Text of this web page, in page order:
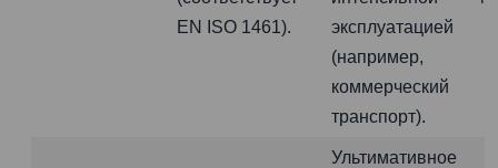
EN ISO 1461).
эксплуатацией
(например,
коммерческий
транспорт).
Ультимативное